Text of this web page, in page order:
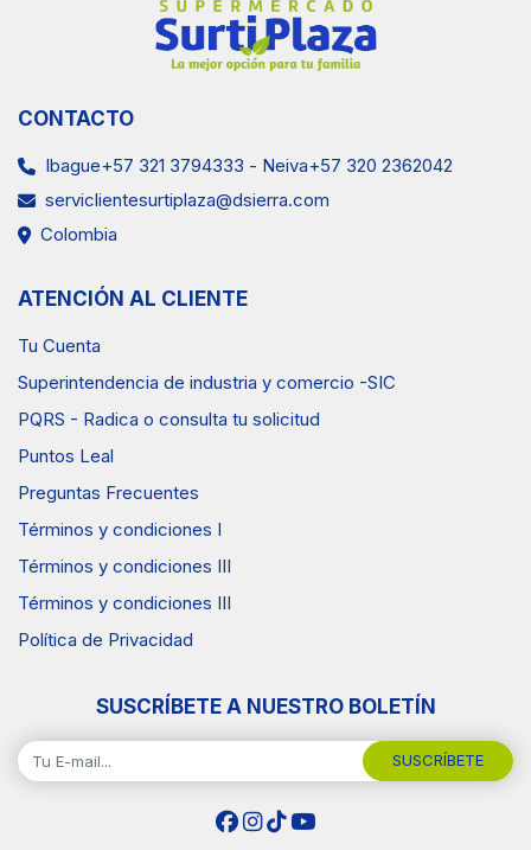
CONTACTO
Ibague+57 321 3794333 - Neiva+57 320 2362042
serviclientesurtiplaza@dsierra.com
Colombia
ATENCIÓN AL CLIENTE
Tu Cuenta
Superintendencia de industria y comercio -SIC
PQRS - Radica o consulta tu solicitud
Puntos Leal
Preguntas Frecuentes
Términos y condiciones I
Términos y condiciones III
Términos y condiciones III
Política de Privacidad
SUSCRÍBETE A NUESTRO BOLETÍN
SUSCRÍBETE